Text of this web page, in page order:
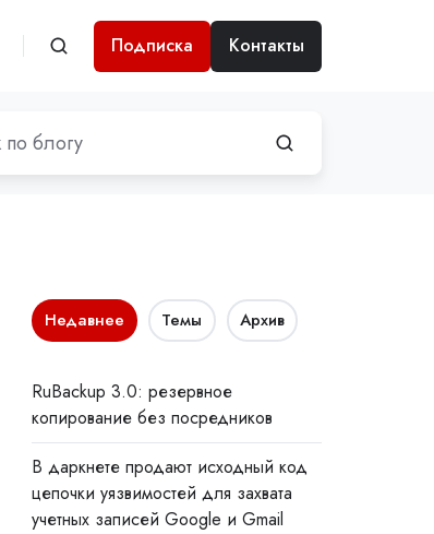
Подписка Контакты
Недавнее Темы Архив
RuBackup 3.0: резервное
копирование без посредников
В даркнете продают исходный код
цепочки уязвимостей для захвата
учетных записей Google и Gmail